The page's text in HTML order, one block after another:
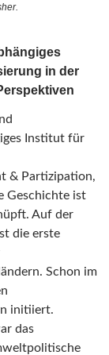
in der
Institut für
& Partizipation,
Geschichte ist
Auf der
die erste
Schon im
initiiert.
das